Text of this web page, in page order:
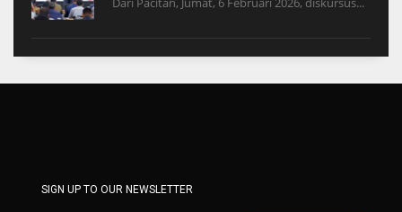
SIGN UP TO OUR NEWSLETTER